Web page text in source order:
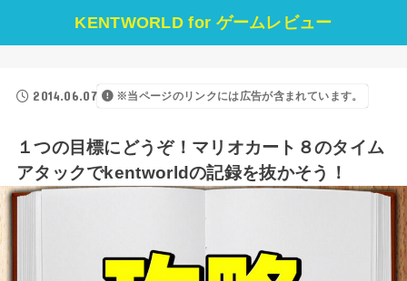
KENTWORLD for ゲームレビュー
2014.06.07 ※当ページのリンクには広告が含まれています。
１つの目標にどうぞ！マリオカート８のタイム
アタックでkentworldの記録を抜かそう！